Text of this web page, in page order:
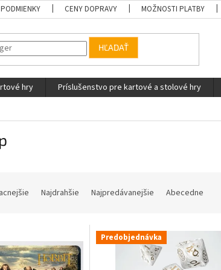
CENY DOPRAVY MOŽNOSTI PLATBY
HĽADAŤ
hry Príslušenstvo pre kartové a stolové hry
Najdrahšie Najpredávanejšie Abecedne
Predobjednávka